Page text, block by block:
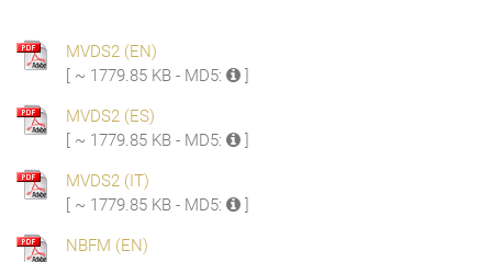
MVDS2 (EN)
[ ~ 1779.85 KB - MD5:
]
MVDS2 (ES)
[ ~ 1779.85 KB - MD5:
]
MVDS2 (IT)
[ ~ 1779.85 KB - MD5:
]
NBFM (EN)